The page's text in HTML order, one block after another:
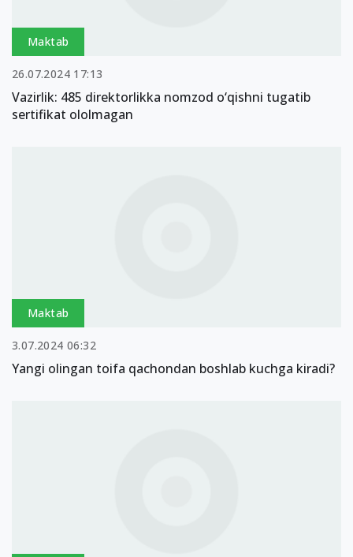
Maktab
26.07.2024 17:13
Vazirlik: 485 direktorlikka nomzod o‘qishni tugatib
sertifikat ololmagan
Maktab
3.07.2024 06:32
Yangi olingan toifa qachondan boshlab kuchga kiradi?